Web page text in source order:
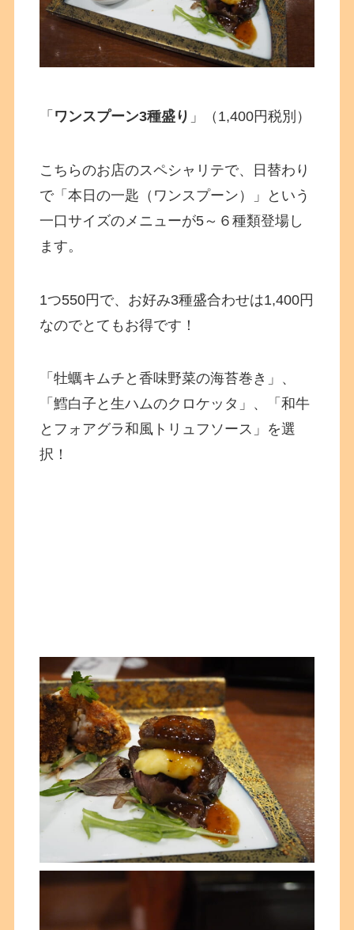
「 ワンスプーン3種盛り 」（1,400円税別）
こちらのお店のスペシャリテで、日替わり
で「本日の一匙（ワンスプーン）」という
一口サイズのメニューが5～６種類登場し
ます。
1つ550円で、お好み3種盛合わせは1,400円
なのでとてもお得です！
「牡蠣キムチと香味野菜の海苔巻き」、
「鱈白子と生ハムのクロケッタ」、「和牛
とフォアグラ和風トリュフソース」を選
択！